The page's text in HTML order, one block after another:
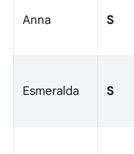
Anna S
Esmeralda S